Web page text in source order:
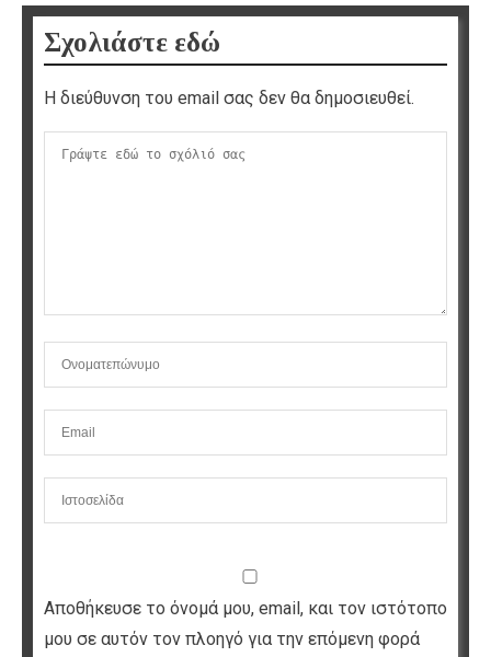
Σχολιάστε εδώ
Η διεύθυνση του email σας δεν θα δημοσιευθεί.
Αποθήκευσε το όνομά μου, email, και τον ιστότοπο
μου σε αυτόν τον πλοηγό για την επόμενη φορά